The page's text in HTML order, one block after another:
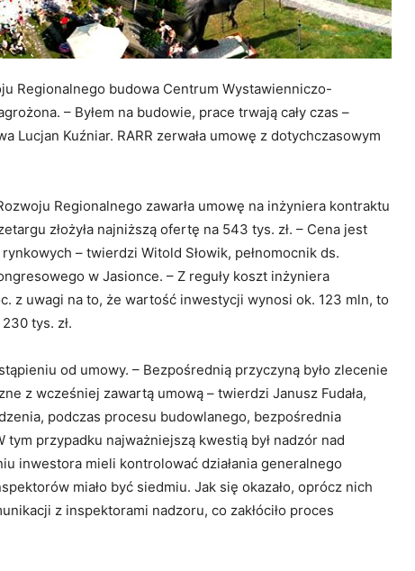
Regionalnego budowa Centrum Wystawienniczo-
– Byłem na budowie, prace trwają cały czas –
Lucjan Kuźniar. RARR zerwała umowę z dotychczasowym
Regionalnego zawarła umowę na inżyniera kontraktu
złożyła najniższą ofertę na 543 tys. zł. – Cena jest
– twierdzi Witold Słowik, pełnomocnik ds.
w Jasionce. – Z reguły koszt inżyniera
z uwagi na to, że wartość inwestycji wynosi ok. 123 mln, to
tys. zł.
od umowy. – Bezpośrednią przyczyną było zlecenie
z wcześniej zawartą umową – twierdzi Janusz Fudała,
podczas procesu budowlanego, bezpośrednia
przypadku najważniejszą kwestią był nadzór nad
inwestora mieli kontrolować działania generalnego
miało być siedmiu. Jak się okazało, oprócz nich
z inspektorami nadzoru, co zakłóciło proces